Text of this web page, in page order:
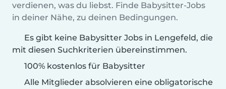
verdienen, was du liebst. Finde Babysitter-Jobs
in deiner Nähe, zu deinen Bedingungen.
Es gibt keine Babysitter Jobs in Lengefeld, die
mit diesen Suchkriterien übereinstimmen.
100% kostenlos für Babysitter
Alle Mitglieder absolvieren eine obligatorische